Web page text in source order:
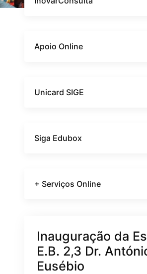
Apoio Online
Unicard SIGE
Siga Edubox
+ Serviços Online
Inauguração da
E.B. 2,3 Dr.
Eusébio